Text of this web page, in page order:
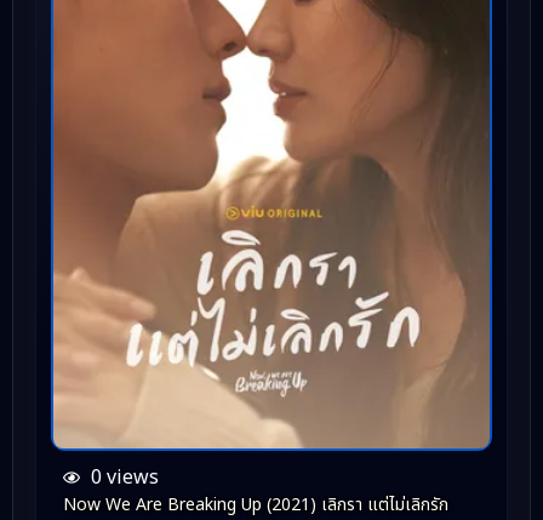
0 views
Now We Are Breaking Up (2021) เลิกรา แต่ไม่เลิกรัก